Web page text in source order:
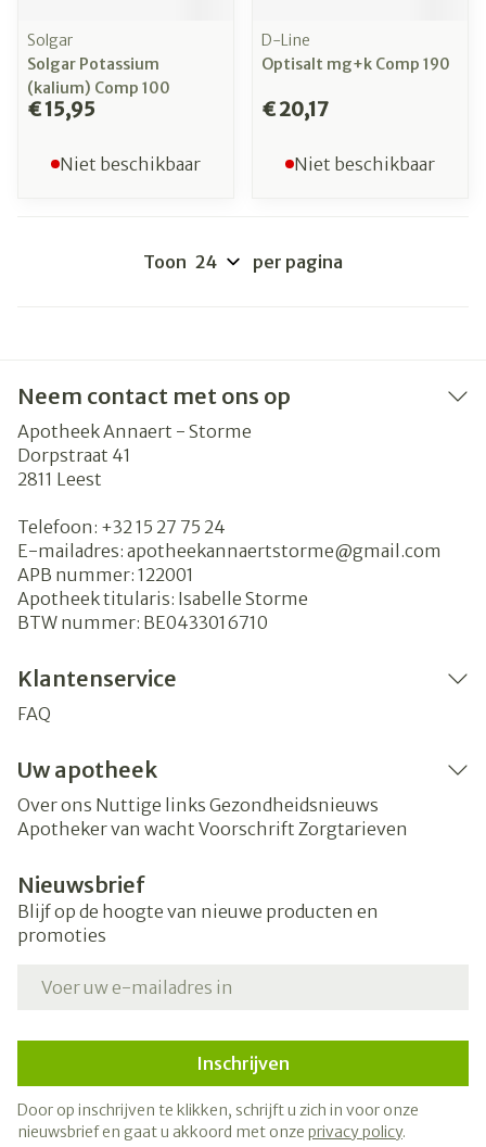
Solgar
Solgar Potassium
(kalium) Comp 100
€ 15,95
Niet beschikbaar
D-Line
Optisalt mg+k Comp 190
€ 20,17
Niet beschikbaar
Toon per pagina
Neem contact met ons op
Apotheek Annaert - Storme
Dorpstraat 41
2811 Leest
Telefoon: +32 15 27 75 24
E-mailadres: apotheekannaertstorme@gmail.com
APB nummer: 122001
Apotheek titularis: Isabelle Storme
BTW nummer: BE0433016710
Klantenservice
FAQ
Uw apotheek
Over ons Nuttige links Gezondheidsnieuws
Apotheker van wacht Voorschrift Zorgtarieven
Nieuwsbrief
Blijf op de hoogte van nieuwe producten en
promoties
Inschrijven
Door op inschrijven te klikken, schrijft u zich in voor onze
nieuwsbrief en gaat u akkoord met onze privacy policy.